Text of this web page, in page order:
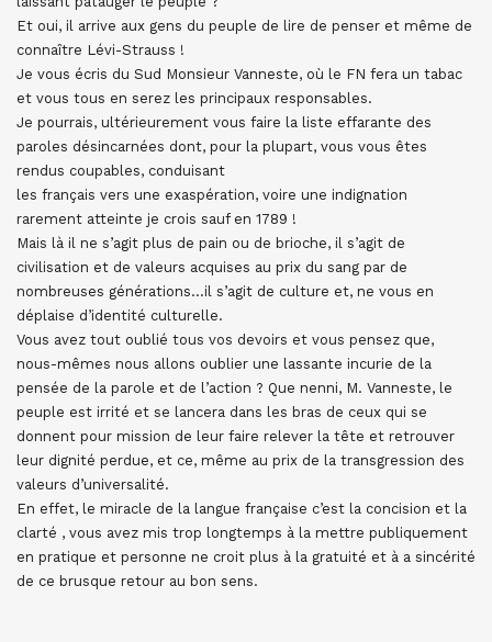
Et oui, il arrive aux gens du peuple de lire de penser et même de
connaître Lévi-Strauss !
Je vous écris du Sud Monsieur Vanneste, où le FN fera un tabac
et vous tous en serez les principaux responsables.
Je pourrais, ultérieurement vous faire la liste effarante des
paroles désincarnées dont, pour la plupart, vous vous êtes
rendus coupables, conduisant
les français vers une exaspération, voire une indignation
rarement atteinte je crois sauf en 1789 !
Mais là il ne s’agit plus de pain ou de brioche, il s’agit de
civilisation et de valeurs acquises au prix du sang par de
nombreuses générations…il s’agit de culture et, ne vous en
déplaise d’identité culturelle.
Vous avez tout oublié tous vos devoirs et vous pensez que,
nous-mêmes nous allons oublier une lassante incurie de la
pensée de la parole et de l’action ? Que nenni, M. Vanneste, le
peuple est irrité et se lancera dans les bras de ceux qui se
donnent pour mission de leur faire relever la tête et retrouver
leur dignité perdue, et ce, même au prix de la transgression des
valeurs d’universalité.
En effet, le miracle de la langue française c’est la concision et la
clarté , vous avez mis trop longtemps à la mettre publiquement
en pratique et personne ne croit plus à la gratuité et à a sincérité
de ce brusque retour au bon sens.